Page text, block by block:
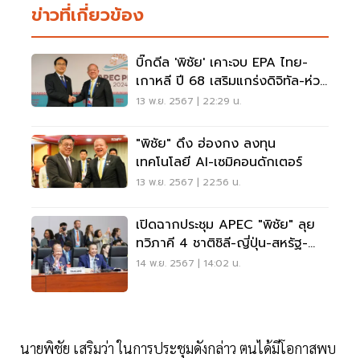
ข่าวที่เกี่ยวข้อง
บิ๊กดีล 'พิชัย' เคาะจบ EPA ไทย-
เกาหลี ปี 68 เสริมแกร่งดิจิทัล-ห่วง
โซ่ผลิต
13 พ.ย. 2567 | 22:29 น.
"พิชัย" ดึง ฮ่องกง ลงทุน
เทคโนโลยี AI-เซมิคอนดักเตอร์
13 พ.ย. 2567 | 22:56 น.
เปิดฉากประชุม APEC "พิชัย" ลุย
ทวิภาคี 4 ชาติชิลี-ญี่ปุ่น-สหรัฐ-
ออสเตรเลีย
14 พ.ย. 2567 | 14:02 น.
นายพิชัย เสริมว่า ในการประชุมดังกล่าว ตนได้มีโอกาสพบ